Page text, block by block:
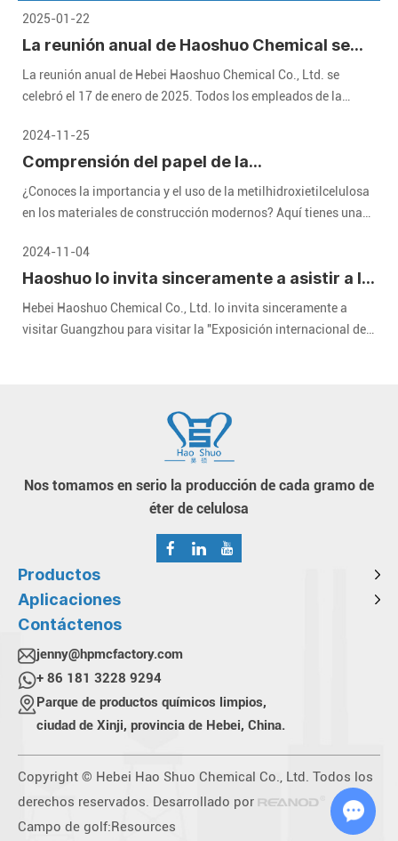
2025-01-22
La reunión anual de Haoshuo Chemical se
celebró con éxito, y esperamos el futuro
juntos
La reunión anual de Hebei Haoshuo Chemical Co., Ltd. se
celebró el 17 de enero de 2025. Todos los empleados de la
pasado y esperaban un futuro prometedor.
2024-11-25
Comprensión del papel de la
metilhidroxietilcelulosa (MHEC) en
materiales de construcción modernos
¿Conoces la importancia y el uso de la metilhidroxietilcelulosa
en los materiales de construcción modernos? Aquí tienes una
2024-11-04
Haoshuo lo invita sinceramente a asistir a la
Exposición Internacional de Recubrimientos
de China 2024
Hebei Haoshuo Chemical Co., Ltd. lo invita sinceramente a
visitar Guangzhou para visitar la "Exposición internacional de
Nos tomamos en serio la producción de cada gramo de
éter de celulosa
Productos
Aplicaciones
Contáctenos
jenny@hpmcfactory.com
+ 86 181 3228 9294
Parque de productos químicos limpios,
ciudad de Xinji, provincia de Hebei, China.
Copyright © Hebei Hao Shuo Chemical Co., Ltd. Todos los
derechos reservados. Desarrollado por
Campo de golf:Resources